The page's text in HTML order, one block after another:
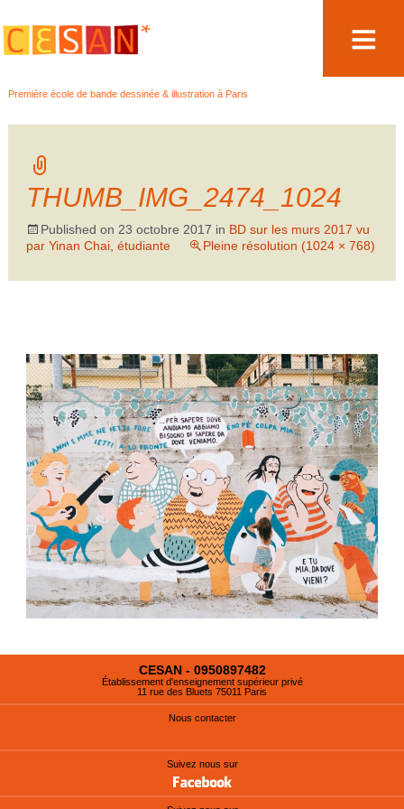
Première école de bande dessinée & illustration à Paris
au
THUMB_IMG_2474_1024
Published on 23 octobre 2017 in BD sur les murs 2017 vu
par Yinan Chai, étudiante
Pleine résolution (1024 × 768)
CESAN - 0950897482
Établissement d'enseignement supérieur privé
11 rue des Bluets 75011 Paris
Nous contacter
Suivez nous sur